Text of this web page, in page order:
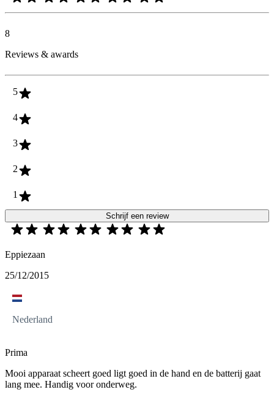
8
Reviews & awards
5
4
3
2
1
Schrijf een review
Eppiezaan
25/12/2015
Nederland
Prima
Mooi apparaat scheert goed ligt goed in de hand en de batterij gaat
lang mee. Handig voor onderweg.